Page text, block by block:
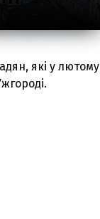
які у лютому